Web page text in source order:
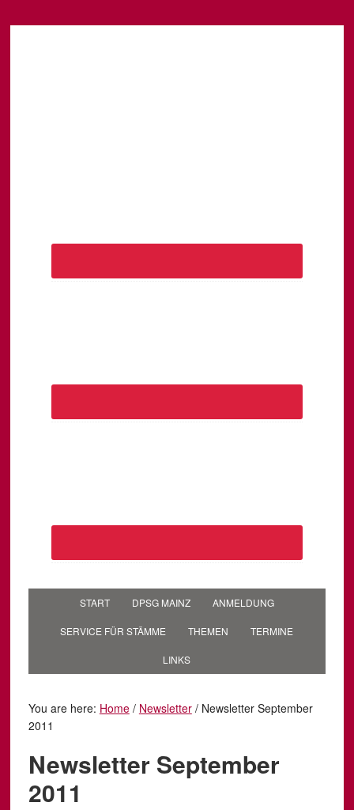
START DPSG MAINZ ANMELDUNG
SERVICE FÜR STÄMME THEMEN TERMINE
LINKS
You are here: Home / Newsletter /Newsletter September
2011
Newsletter September
2011